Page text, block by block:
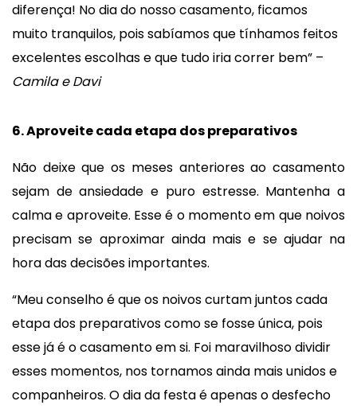
diferença! No dia do nosso casamento, ficamos
muito tranquilos, pois sabíamos que tínhamos feitos
excelentes escolhas e que tudo iria correr bem” –
Camila e Davi
6.Aproveite cada etapa dos preparativos
Não deixe que os meses anteriores ao casamento
sejam de ansiedade e puro estresse. Mantenha a
calma e aproveite. Esse é o momento em que noivos
precisam se aproximar ainda mais e se ajudar na
hora das decisões importantes.
“Meu conselho é que os noivos curtam juntos cada
etapa dos preparativos como se fosse única, pois
esse já é o casamento em si. Foi maravilhoso dividir
esses momentos, nos tornamos ainda mais unidos e
companheiros. O dia da festa é apenas o desfecho